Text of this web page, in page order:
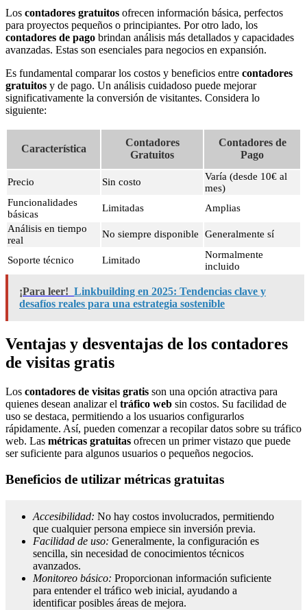
Los contadores gratuitos ofrecen información básica, perfectos
para proyectos pequeños o principiantes. Por otro lado, los
contadores de pago brindan análisis más detallados y capacidades
avanzadas. Estas son esenciales para negocios en expansión.
Es fundamental comparar los costos y beneficios entre contadores
gratuitos y de pago. Un análisis cuidadoso puede mejorar
significativamente la conversión de visitantes. Considera lo
siguiente:
Característica
Contadores
Gratuitos
Contadores de
Pago
Precio Sin costo
Varía (desde 10€ al
mes)
Funcionalidades
básicas
Limitadas
Amplias
Análisis en tiempo
real
No siempre disponible Generalmente sí
Soporte técnico Limitado
Normalmente
incluido
¡Para leer! Linkbuilding en 2025: Tendencias clave y
desafíos reales para una estrategia sostenible
Ventajas y desventajas de los contadores
de visitas gratis
Los contadores de visitas gratis son una opción atractiva para
quienes desean analizar el tráfico web sin costos. Su facilidad de
uso se destaca, permitiendo a los usuarios configurarlos
rápidamente. Así, pueden comenzar a recopilar datos sobre su tráfico
web. Las métricas gratuitas ofrecen un primer vistazo que puede
ser suficiente para algunos usuarios o pequeños negocios.
Beneficios de utilizar métricas gratuitas
Accesibilidad: No hay costos involucrados, permitiendo
que cualquier persona empiece sin inversión previa.
Facilidad de uso: Generalmente, la configuración es
sencilla, sin necesidad de conocimientos técnicos
avanzados.
Monitoreo básico: Proporcionan información suficiente
para entender el tráfico web inicial, ayudando a
identificar posibles áreas de mejora.